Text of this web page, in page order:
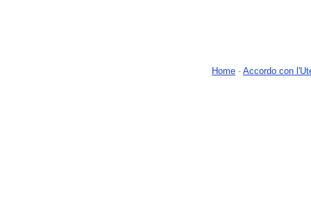
Home - Accordo con